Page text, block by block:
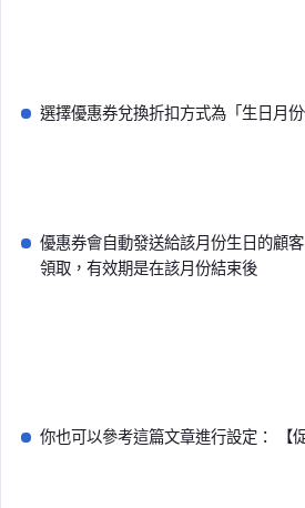
選擇優惠券兌換折扣方式為「生日月份
優惠券會自動發送給該月份生日的顧
領取，有效期是在該月份結束後
你也可以參考這篇文章進行設定： 【